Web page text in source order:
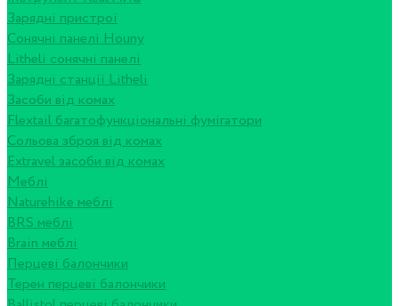
Зарядні пристрої
Сонячні панелі Houny
Litheli сонячні панелі
Зарядні станції Litheli
Засоби від комах
Flextail багатофункціональні фумігатори
Сольова зброя від комах
Extravel засоби від комах
Меблі
Naturehike меблі
BRS меблі
Brain меблі
Перцеві балончики
Терен перцеві балончики